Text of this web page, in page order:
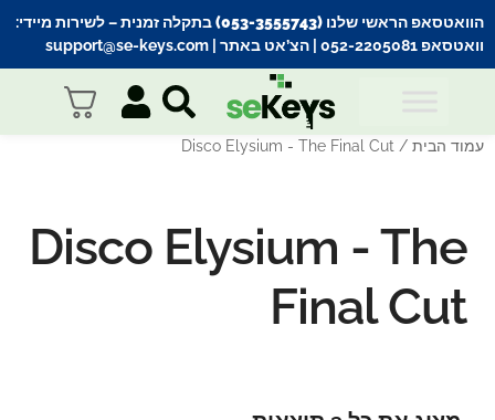
הוואטסאפ הראשי שלנו (053-3555743) בתקלה זמנית
– לשירות מיידי:
וואטסאפ 052-2205081
| הצ’אט באתר | support@se-keys.com
עמוד הבית / Disco Elysium - The Final Cut
Disco Elysium - The
Final Cut